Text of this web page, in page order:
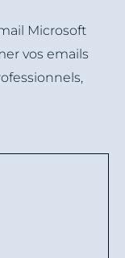
Microsoft
vos emails